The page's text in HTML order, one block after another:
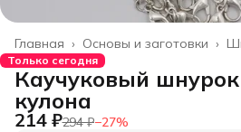
Основы и заготовки ›
Главная ›
Только сегодня
Каучуковый
кулона
214 ₽294 ₽−27%